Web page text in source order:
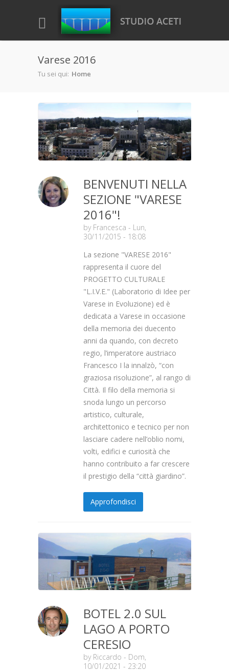
Salta al contenuto principale
Varese 2016
Tu sei qui: Home
BENVENUTI NELLA
SEZIONE "VARESE
2016"!
by Francesca - Lun,
30/11/2015 - 18:08
La sezione "VARESE 2016"
rappresenta il cuore del
PROGETTO CULTURALE
"L.I.V.E." (Laboratorio di Idee per
Varese in Evoluzione) ed è
dedicata a Varese in occasione
della memoria dei duecento
anni da quando, con decreto
regio, l’imperatore austriaco
Francesco I la innalzò, “con
graziosa risoluzione”, al rango di
Città. Il filo della memoria si
snoda lungo un percorso
artistico, culturale,
architettonico e tecnico per non
lasciare cadere nell’oblio nomi,
volti, edifici e curiosità che
hanno contribuito a far crescere
il prestigio della “città giardino”.
Approfondisci
BOTEL 2.0 SUL
LAGO A PORTO
CERESIO
by Riccardo - Dom,
10/01/2021 - 23:20